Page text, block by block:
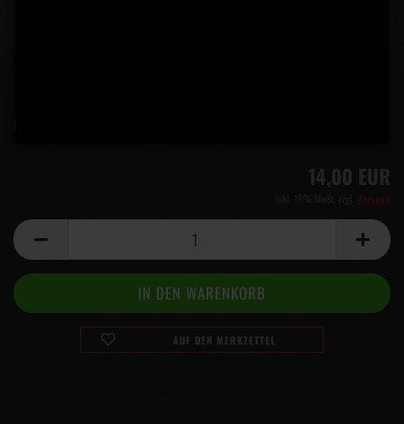
14,00 EUR
Versand
AUF DEN MERKZETTEL